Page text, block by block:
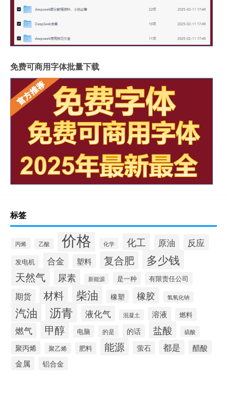
免费可商用字体批量下载
标签
丙烯 乙酸 价格 化学 化工 原油 反应
发电机 合金 塑料 复合肥 多少钱
天然气 尿素 新能源 是一种 有限责任公司
期货 材料 柴油 橡塑 橡胶 氢氧化钠
汽油 沥青 液化气 混凝土 溶液 燃料
燃气 甲醇 电脑 的是 的话 盐酸 硫酸
聚丙烯 聚乙烯 肥料 能源 萤石 都是 醋酸
金属 铝合金